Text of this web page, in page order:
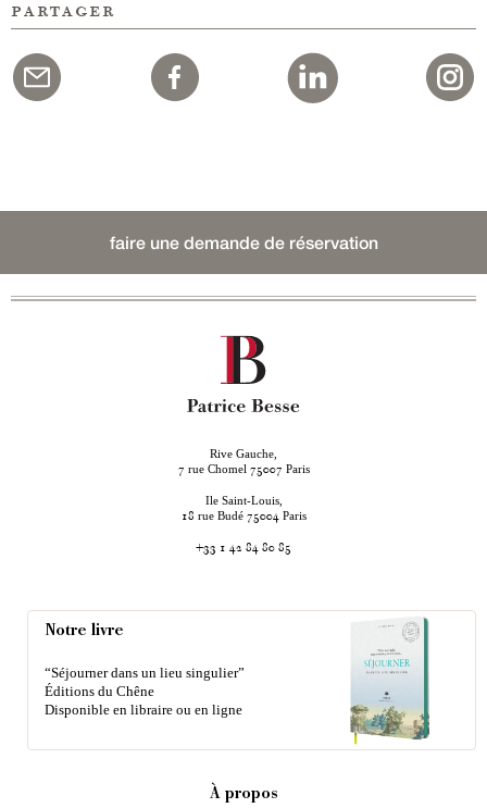
partager
faire une demande de réservation
Rive Gauche,
7 rue Chomel 75007 Paris
Ile Saint-Louis,
18 rue Budé 75004 Paris
+33 1 42 84 80 85
Notre livre
“Séjourner dans un lieu singulier”
Éditions du Chêne
Disponible en libraire ou en ligne
À propos